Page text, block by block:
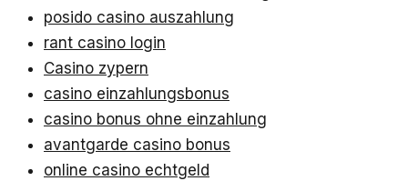
posido casino auszahlung
rant casino login
Casino zypern
casino einzahlungsbonus
casino bonus ohne einzahlung
avantgarde casino bonus
online casino echtgeld